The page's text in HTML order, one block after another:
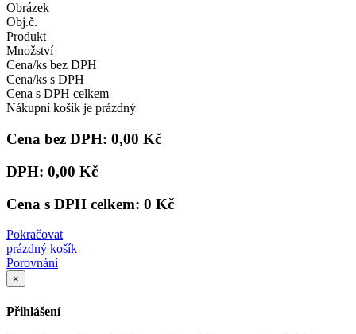
Obrázek
Obj.č.
Produkt
Množství
Cena/ks bez DPH
Cena/ks s DPH
Cena s DPH celkem
Nákupní košík je prázdný
Cena bez DPH: 0,00 Kč
DPH: 0,00 Kč
Cena s DPH celkem: 0 Kč
Pokračovat
prázdný košík
Porovnání
×
Přihlášení